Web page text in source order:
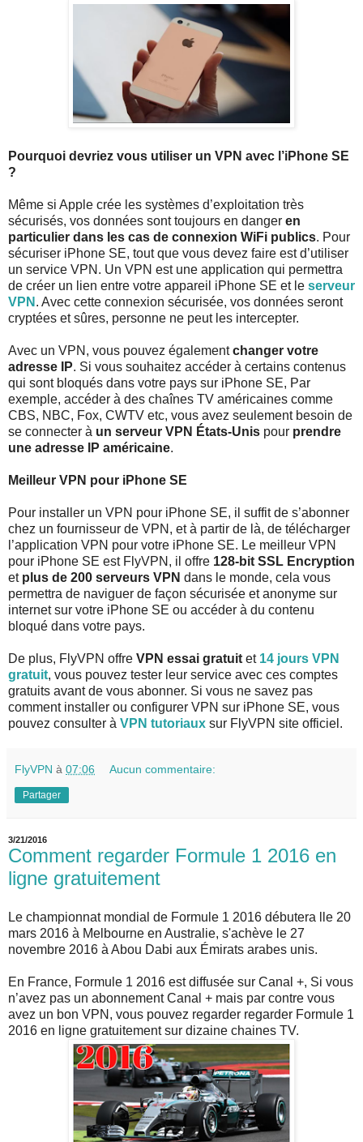
Pourquoi devriez vous utiliser un VPN avec l’iPhone SE
?
Même si Apple crée les systèmes d’exploitation très
sécurisés, vos données sont toujours en danger en
particulier dans les cas de connexion WiFi publics. Pour
sécuriser iPhone SE, tout que vous devez faire est d’utiliser
un service VPN. Un VPN est une application qui permettra
de créer un lien entre votre appareil iPhone SE et le serveur
VPN . Avec cette connexion sécurisée, vos données seront
cryptées et sûres, personne ne peut les intercepter.
Avec un VPN, vous pouvez égalementchanger votre
adresse IP. Si vous souhaitez accéder à certains contenus
qui sont bloqués dans votre pays sur iPhone SE, Par
exemple, accéder à des chaînes TV américaines comme
CBS, NBC, Fox, CWTV etc, vous avez seulement besoin de
se connecter à un serveur VPN États-Unis pour prendre
une adresse IP américaine.
Meilleur VPN pour iPhone SE
Pour installer un VPN pour iPhone SE, il suffit de s’abonner
chez un fournisseur de VPN, et à partir de là, de télécharger
l’application VPN pour votre iPhone SE. Le meilleur VPN
pour iPhone SE est FlyVPN, il offre 128-bit SSL Encryption
et plus de 200 serveurs VPN dans le monde, cela vous
permettra de naviguer de façon sécurisée et anonyme sur
internet sur votre iPhone SE ou accéder à du contenu
bloqué dans votre pays.
De plus, FlyVPN offre VPN essai gratuit et 14 jours VPN
gratuit, vous pouvez tester leur service avec ces comptes
gratuits avant de vous abonner. Si vous ne savez pas
comment installer ou configurer VPN sur iPhone SE, vous
pouvez consulter à VPN tutoriaux sur FlyVPN site officiel.
FlyVPN à 07:06 Aucun commentaire:
Partager
3/21/2016
Comment regarder Formule 1 2016 en
ligne gratuitement
Le championnat mondial de Formule 1 2016 débutera lle 20
mars 2016 à Melbourne en Australie, s'achève le 27
novembre 2016 à Abou Dabi aux Émirats arabes unis.
En France, Formule 1 2016 est diffusée sur Canal +, Si vous
n’avez pas un abonnement Canal + mais par contre vous
avez un bon VPN, vous pouvez regarder regarder Formule 1
2016 en ligne gratuitement sur dizaine chaines TV.